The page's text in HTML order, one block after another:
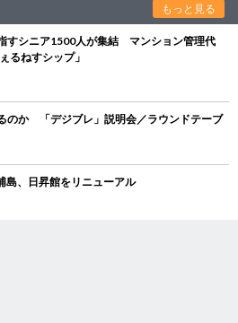
もっと見る
すシニア1500人が集結 マンション管理代
るねすシップ」
のか 「デジブレ」説明会／ラウンドテーブ
、日昇館をリニューアル